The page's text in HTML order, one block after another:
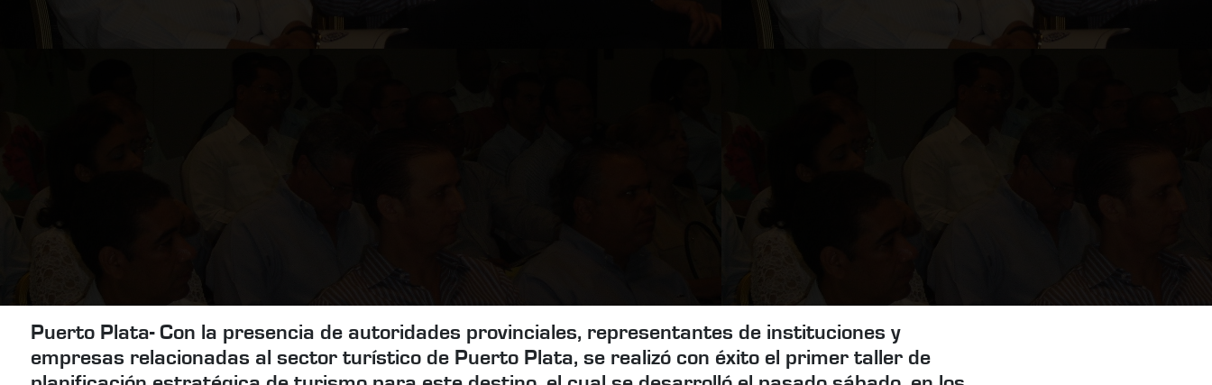
Puerto Plata- Con la presencia de autoridades provinciales, representantes de instituciones y
empresas relacionadas al sector turístico de Puerto Plata, se realizó con éxito el primer taller de